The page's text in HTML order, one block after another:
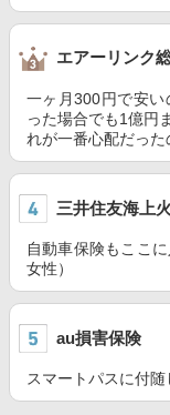
エアーリンク
一ヶ月300円で安
った場合でも1億円
れが一番心配だった
三井住友海上
自動車保険もここ
女性）
au損害保険
スマートパスに付